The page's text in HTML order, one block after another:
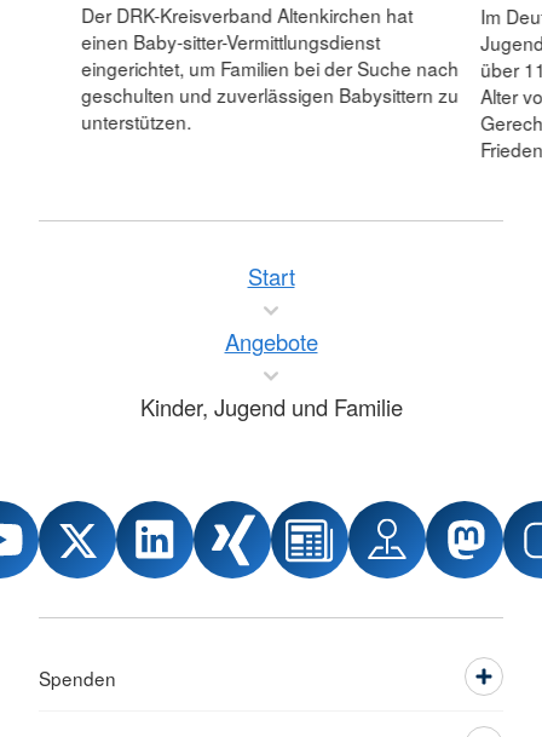
Der DRK-Kreisverband Altenkirchen hat
einen Baby-sitter-Vermittlungsdienst
eingerichtet, um Familien bei der Suche nach
geschulten und zuverlässigen Babysittern zu
unterstützen.
Im
über
Alter
Start
Angebote
Kinder, Jugend und Familie
Spenden